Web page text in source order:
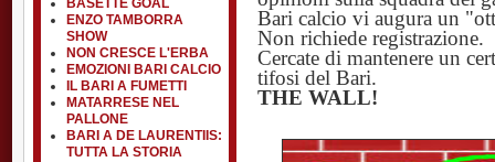
BASETTE GOAL
ENZO TAMBORRA
SHOW
NON CRESCE L'ERBA
EMOZIONI BARI CALCIO
IL BARI A FUMETTI
MATARRESE NEL
PALLONE
BARI A DE LAURENTIIS:
TUTTA LA STORIA
Bari calcio vi augura un
Non richiede registrazione.
Cercate di mantenere un
tifosi del Bari.
THE WALL!